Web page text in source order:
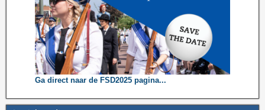
Ga direct naar de FSD2025 pagina...